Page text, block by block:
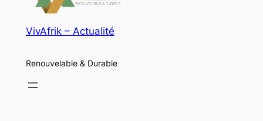
VivAfrik – Actualité
Renouvelable & Durable